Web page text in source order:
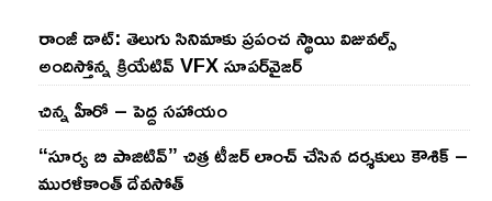
రాంజీ డాట్: తెలుగు సినిమాకు ప్రపంచ స్థాయి విజువల్స్
అందిస్తోన్న క్రియేటివ్ VFX సూపర్‌వైజర్
చిన్న హీరో – పెద్ద సహాయం
“సూర్య బి పాజిటివ్” చిత్ర టీజర్ లాంచ్ చేసిన‌ దర్శకులు కౌశిక్ –
మురళీకాంత్ దేవసోత్